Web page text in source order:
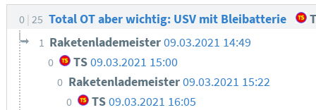
0 25 Total OT aber wichtig: USV mit Bleibatterie
1 Raketenlademeister09.03.2021 14:49
0 TS 09.03.2021 15:00
0 Raketenlademeister09.03.2021 15:22
0 TS09.03.2021 16:05